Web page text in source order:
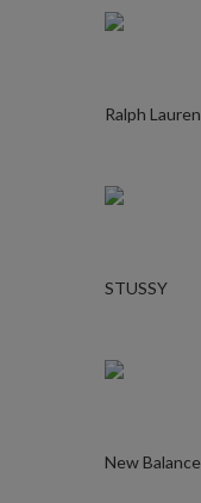
Ralph Lauren
STUSSY
New Balance